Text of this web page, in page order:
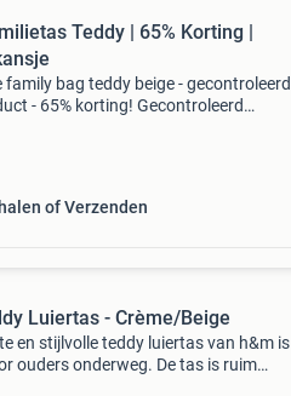
Teddy | 65% Korting |
family bag teddy beige - gecontroleerd
- 65% korting! Gecontroleerd
of Verzenden
Luiertas - Crème/Beige
en stijlvolle teddy luiertas van h&m is
ouders onderweg. De tas is ruim